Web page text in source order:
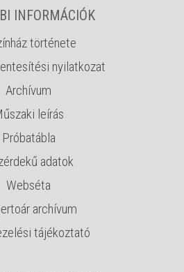
INFORMÁCIÓK
története
nyilatkozat
Archívum
leírás
Próbatábla
adatok
Webséta
archívum
tájékoztató